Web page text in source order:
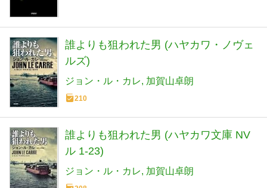
誰よりも狙われた男 (ハヤカワ・ノヴェ
ルズ)
ジョン・ル・カレ 加賀山卓朗
210
誰よりも狙われた男 (ハヤカワ文庫 NV
ル 1-23)
ジョン・ル・カレ 加賀山卓朗